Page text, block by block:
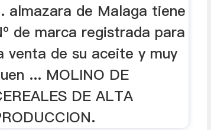
almazara de Malaga tiene
de marca registrada para
venta de su aceite y muy
... MOLINO DE
DE ALTA